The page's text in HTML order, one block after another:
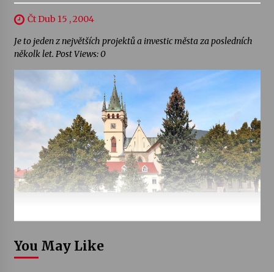
Čt Dub 15 , 2004
Je to jeden z největších projektů a investic města za posledních
několk let. Post Views: 0
You May Like